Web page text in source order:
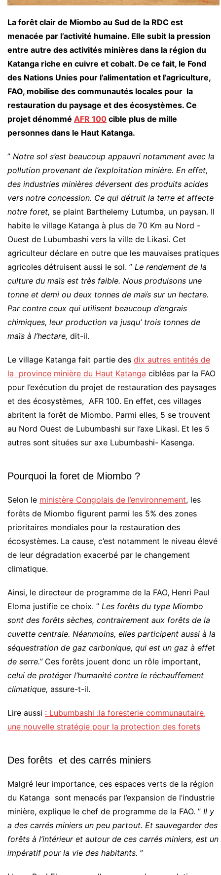
La forêt clair de Miombo au Sud de la RDC est
menacée par l’activité humaine. Elle subit la pression
entre autre des activités minières dans la région du
Katanga riche en cuivre et cobalt. De ce fait, le Fond
des Nations Unies pour l’alimentation et l’agriculture,
FAO, mobilise des communautés locales pour la
restauration du paysage et des écosystèmes. Ce
projet dénommé AFR 100 cible plus de mille
personnes dans le Haut Katanga.
” Notre sol s’est beaucoup appauvri notamment avec la
pollution provenant de l’exploitation minière. En effet,
des industries minières déversent des produits acides
vers notre concession. Ce qui détruit la terre et affecte
notre foret, se plaint Barthelemy Lutumba, un paysan. Il
habite le village Katanga à plus de 70 Km au Nord -
Ouest de Lubumbashi vers la ville de Likasi. Cet
agriculteur déclare en outre que les mauvaises pratiques
agricoles détruisent aussi le sol. ” Le rendement de la
culture du maïs est très faible. Nous produisons une
tonne et demi ou deux tonnes de maïs sur un hectare.
Par contre ceux qui utilisent beaucoup d’engrais
chimiques, leur production va jusqu’ trois tonnes de
maïs à l’hectare, dit-il.
Le village Katanga fait partie des dix autres entités de
la province minière du Haut Katanga ciblées par la FAO
pour l’exécution du projet de restauration des paysages
et des écosystèmes, AFR 100. En effet, ces villages
abritent la forêt de Miombo. Parmi elles, 5 se trouvent
au Nord Ouest de Lubumbashi sur l’axe Likasi. Et les 5
autres sont situées sur axe Lubumbashi- Kasenga.
Pourquoi la foret de Miombo ?
Selon le ministère Congolais de l’environnement, les
forêts de Miombo figurent parmi les 5% des zones
prioritaires mondiales pour la restauration des
écosystèmes. La cause, c’est notamment le niveau élevé
de leur dégradation exacerbé par le changement
climatique.
Ainsi, le directeur de programme de la FAO, Henri Paul
Eloma justifie ce choix. ” Les forêts du type Miombo
sont des forêts sèches, contrairement aux forêts de la
cuvette centrale. Néanmoins, elles participent aussi à la
séquestration de gaz carbonique, qui est un gaz à effet
de serre.” Ces forêts jouent donc un rôle important,
celui de protéger l’humanité contre le réchauffement
climatique, assure-t-il.
Lire aussi : Lubumbashi :la foresterie communautaire,
une nouvelle stratégie pour la protection des forets
Des forêts et des carrés miniers
Malgré leur importance, ces espaces verts de la région
du Katanga sont menacés par l’expansion de l’industrie
minière, explique le chef de programme de la FAO. ” Il y
a des carrés miniers un peu partout. Et sauvegarder des
forêts à l’intérieur et autour de ces carrés miniers, est un
impératif pour la vie des habitants. ”